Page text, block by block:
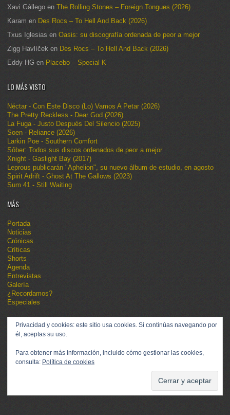
Xavi Gàllego en The Rolling Stones – Foreign Tongues (2026)
Karam en Des Rocs – To Hell And Back (2026)
Txus Iglesias en Oasis: su discografía ordenada de peor a mejor
Zigg Havlíček en Des Rocs – To Hell And Back (2026)
Eddy HG en Placebo – Special K
LO MÁS VISTO
Néctar - Con Este Disco (Lo) Vamos A Petar (2026)
The Pretty Reckless - Dear God (2026)
La Fuga - Justo Después Del Silencio (2025)
Soen - Reliance (2026)
Larkin Poe - Southern Comfort
Sôber: Todos sus discos ordenados de peor a mejor
Xnight - Gaslight Bay (2017)
Leprous publicarán "Aphelion", su nuevo álbum de estudio, en agosto
Spirit Adrift - Ghost At The Gallows (2023)
Sum 41 - Still Waiting
MÁS
Portada
Noticias
Crónicas
Críticas
Shorts
Agenda
Entrevistas
Galería
¿Recordamos?
Especiales
Privacidad y cookies: este sitio usa cookies. Si continúas navegando por
él, aceptas su uso.
Para obtener más información, incluido cómo gestionar las cookies,
consulta: Política de cookies